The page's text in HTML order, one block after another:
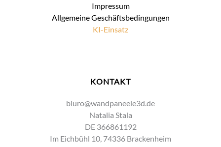
Impressum
Allgemeine Geschäftsbedingungen
KI-Einsatz
KONTAKT
biuro@wandpaneele3d.de
Natalia Stala
DE 366861192
Im Eichbühl 10, 74336 Brackenheim